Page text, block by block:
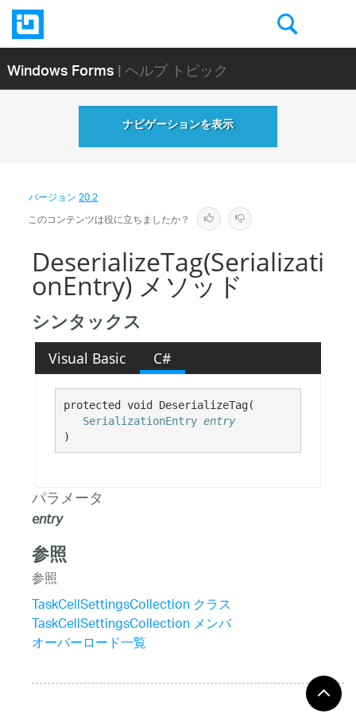
Windows Forms| ヘルプ トピック
ナビゲーションを表示
バージョン20.2
このコンテンツは役に立ちましたか？
DeserializeTag(Serializati
onEntry) メソッド
シンタックス
Visual Basic C#
protected void DeserializeTag(
SerializationEntry entry
)
パラメータ
entry
参照
参照
TaskCellSettingsCollection クラス
TaskCellSettingsCollection メンバ
オーバーロード一覧